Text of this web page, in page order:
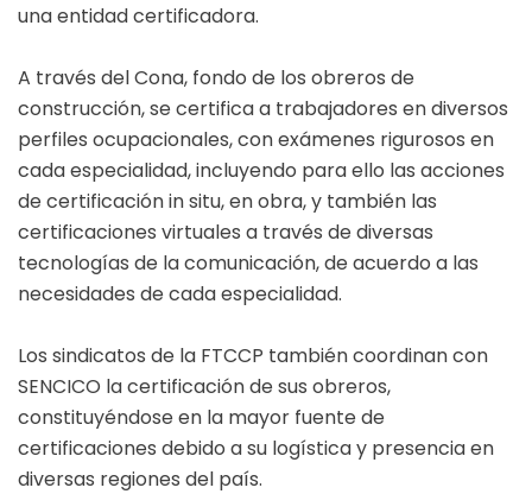
una entidad certificadora.
A través del Cona, fondo de los obreros de
construcción, se certifica a trabajadores en diversos
perfiles ocupacionales, con exámenes rigurosos en
cada especialidad, incluyendo para ello las acciones
de certificación in situ, en obra, y también las
certificaciones virtuales a través de diversas
tecnologías de la comunicación, de acuerdo a las
necesidades de cada especialidad.
Los sindicatos de la FTCCP también coordinan con
SENCICO la certificación de sus obreros,
constituyéndose en la mayor fuente de
certificaciones debido a su logística y presencia en
diversas regiones del país.